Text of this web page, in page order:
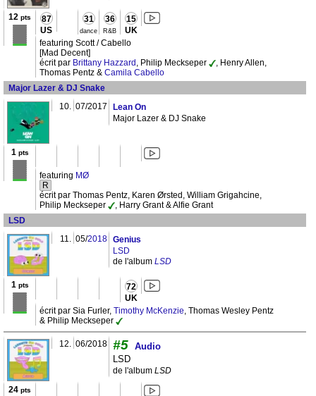
12 pts 87
US
31
dance
36
R&B
15
UK
featuring Scott / Cabello
[Mad Decent]
écrit par Brittany Hazzard , Philip Meckseper
, Henry Allen,
Thomas Pentz & Camila Cabello
Major Lazer & DJ Snake
10. 07/2017
Lean On
Major Lazer & DJ Snake
1 pts
featuring MØ
R
écrit par Thomas Pentz, Karen Ørsted, William Grigahcine,
Philip Meckseper
, Harry Grant & Alfie Grant
LSD
11. 05/2018 Genius
LSD
de l'album LSD
1 pts 72
UK
écrit par Sia Furler, Timothy McKenzie, Thomas Wesley Pentz
& Philip Meckseper
12. 06/2018 #5 Audio
LSD
de l'album LSD
24 pts